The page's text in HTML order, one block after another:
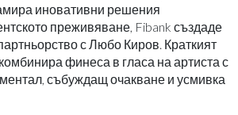
иновативни решения
преживяване, Fibank създаде
с Любо Киров. Краткият
финеса в гласа на артиста с
събуждащ очакване и усмивка